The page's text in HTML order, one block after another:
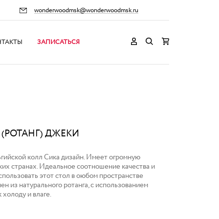
wonderwoodmsk@wonderwoodmsk.ru
ЗАПИСАТЬСЯ
ДЖЕКИ
колл Сика дизайн. Имеет огромную
странах. Идеальное соотношение качества и
этот стол в оюбом пространстве
из натурального ротанга, с использованием
и влаге.